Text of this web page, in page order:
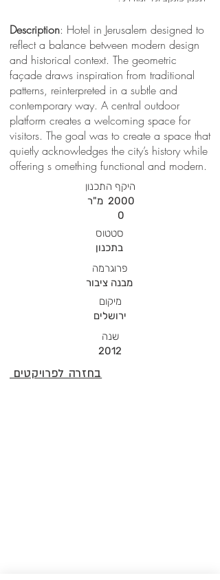
Description: Hotel in Jerusalem designed to
reflect a balance between modern design
and historical context. The geometric
façade draws inspiration from traditional
patterns, reinterpreted in a subtle and
contemporary way. A central outdoor
platform creates a welcoming space for
visitors. The goal was to create a space that
quietly acknowledges the city’s history while
offering s omething functional and modern.
היקף התכנון
מ"ר 2000
0
סטטוס
בתכנון
פרוגרמה
מבנה ציבור
מיקום
ירושלים
שנה
2012
בחזרה לפרויקטים